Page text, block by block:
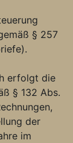
§ 257
erfolgt die
§ 132 Abs.
der
im